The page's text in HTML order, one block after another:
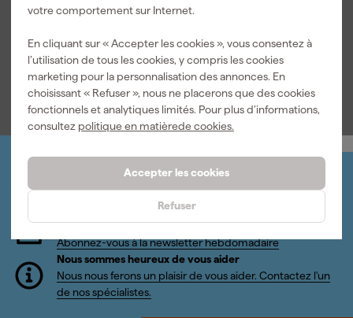
votre comportement sur Internet.
En cliquant sur « Accepter les cookies », vous consentez à
l’utilisation de tous les cookies, y compris les cookies
marketing pour la personnalisation des annonces. En
choisissant « Refuser », nous ne placerons que des cookies
fonctionnels et analytiques limités. Pour plus d’informations,
consultez politique en matièrede cookies.
Accepter les cookies
Refuser
levage de 3m convient au levage sûr de machines pièces de
d'essai et déclaration de conformité CE donne une confiance
supplémentaire lors d'une utilisation professionnelle sur le
chantier ou dans l'atelier.
Documents
Organisez-le vous-même
Connectez-vous et gérez vos commandes et vos
Bulletin
Abonnez-vous à la newsletter hebdomadaire
Nous sommes heureux de vous aider
Nous nous ferons un plaisir de vous aider. Contactez l'un
de nos spécialistes.